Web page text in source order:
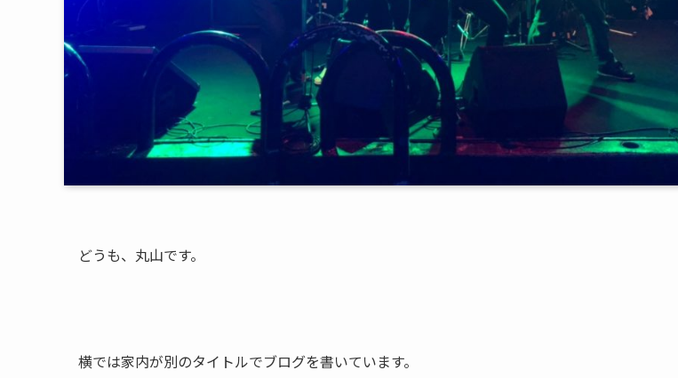
どうも、丸山です。
横では家内が別のタイトルでブログを書いています。